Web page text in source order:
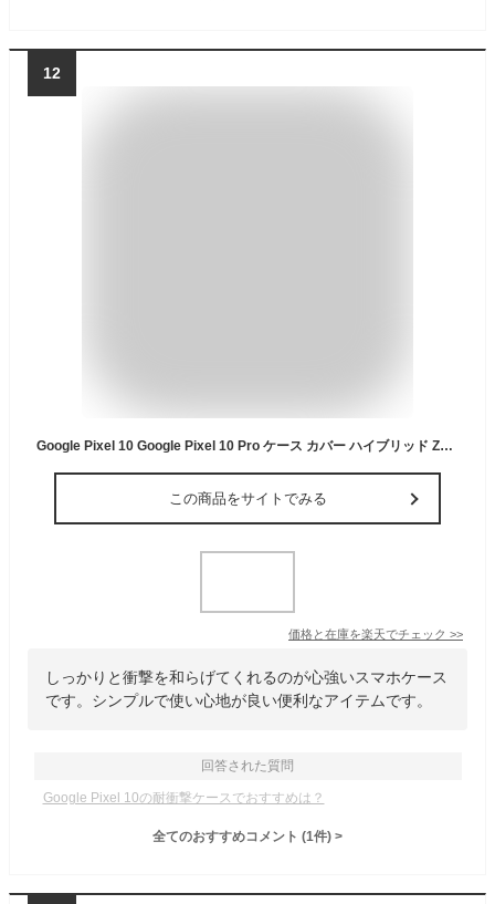
12
Google Pixel 10 Google Pixel 10 Pro ケース カバー ハイブリッド ZEROSAFE Shaft マグネット充電対応 耐衝撃吸収 TPUバンパーケース マグネットリング付き 落下防止 回転スタンド ワイヤレス充電 磁力充電 Pixel10 グーグル ピクセル 10 プロ スマホケース ラスタバナナ
この商品をサイトでみる
価格と在庫を楽天でチェック >>
しっかりと衝撃を和らげてくれるのが心強いスマホケース
です。シンプルで使い心地が良い便利なアイテムです。
回答された質問
Google Pixel 10の耐衝撃ケースでおすすめは？
全てのおすすめコメント (1件) >